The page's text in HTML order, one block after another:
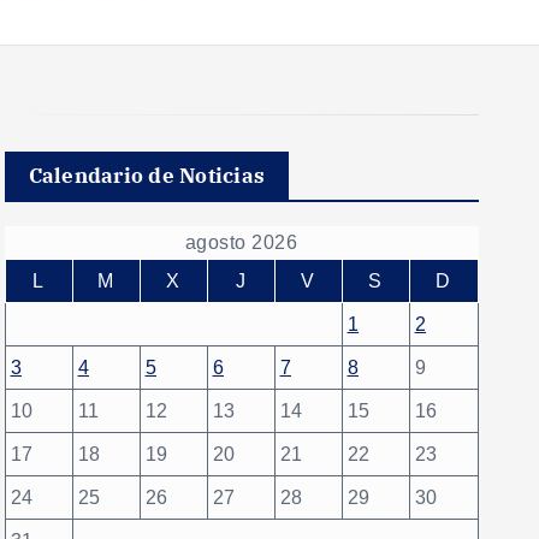
Calendario de Noticias
agosto 2026
L
M X J V S D
1 2
3 4 5 6 7 8 9
10 11 12 13 14 15 16
17 18 19 20 21 22 23
24 25 26 27 28 29 30